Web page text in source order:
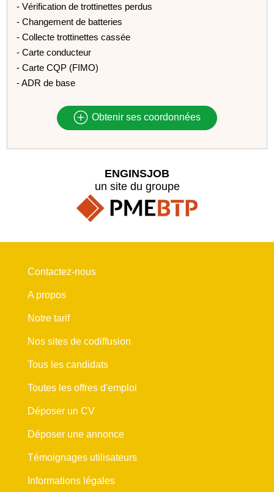
- Vérification de trottinettes perdus
- Changement de batteries
- Collecte trottinettes cassée
- Carte conducteur
- Carte CQP (FIMO)
- ADR de base
Obtenir ses coordonnées
ENGINSJOB
un site du groupe
Contactez-nous
A propos
Notre tarif
Nos sites de codiffusion
Tous les candidats
Toutes les offres d'emploi
Déposer un CV
Déposer une annonce
Témoignages utilisateurs
Informations légales